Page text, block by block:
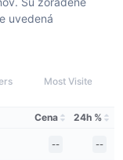
uvedená
Most Visited
Cena 24h %
-- --